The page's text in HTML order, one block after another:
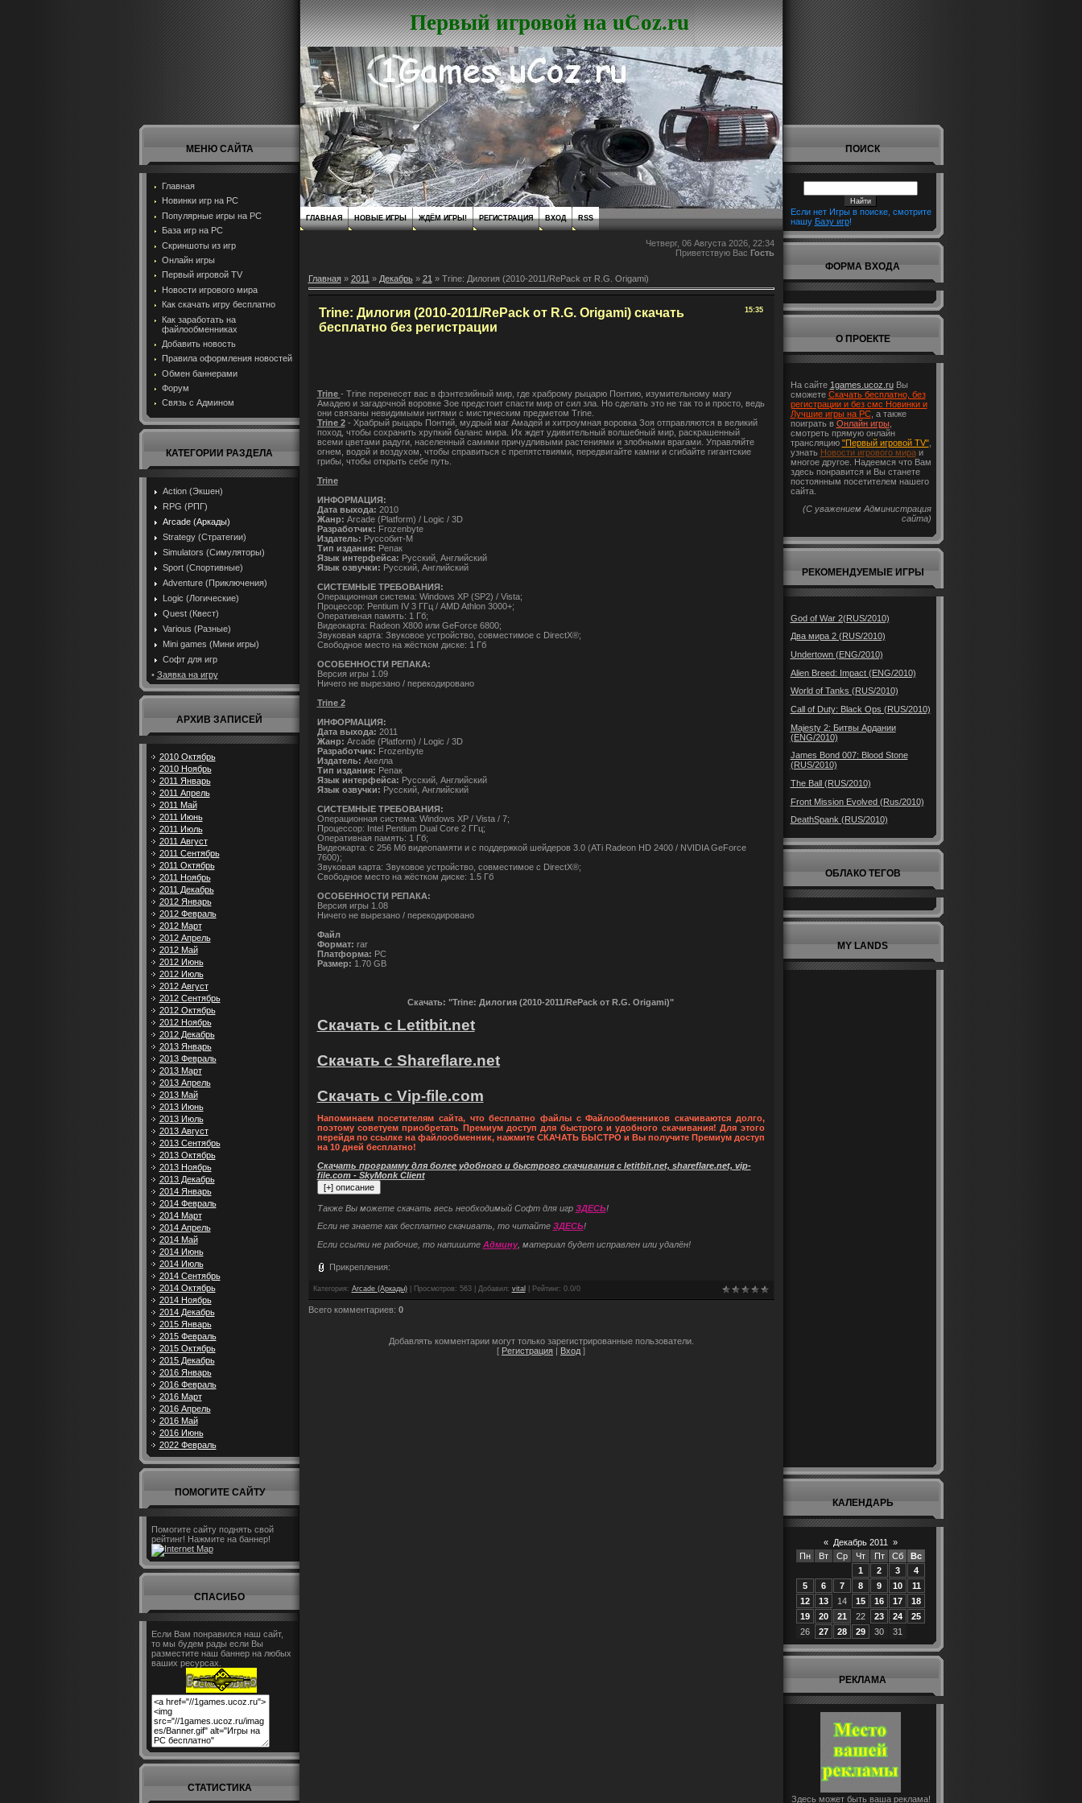
МЕНЮ САЙТА
Главная
Новинки игр на PC
Популярные игры на PC
База игр на РС
Скриншоты из игр
Онлайн игры
Первый игровой TV
Новости игрового мира
Как скачать игру бесплатно
Как заработать на
файлообменниках
Добавить новость
Правила оформления новостей
Обмен баннерами
Форум
Связь с Админом
КАТЕГОРИИ РАЗДЕЛА
Action (Экшен)
RPG (РПГ)
Arcade (Аркады)
Strategy (Стратегии)
Simulators (Симуляторы)
Sport (Спортивные)
Adventure (Приключения)
Logic (Логические)
Quest (Квест)
Various (Разные)
Mini games (Мини игры)
Софт для игр
• Заявка на игру
АРХИВ ЗАПИСЕЙ
2010 Октябрь
2010 Ноябрь
2011 Январь
2011 Апрель
2011 Май
2011 Июнь
2011 Июль
2011 Август
2011 Сентябрь
2011 Октябрь
2011 Ноябрь
2011 Декабрь
2012 Январь
2012 Февраль
2012 Март
2012 Апрель
2012 Май
2012 Июнь
2012 Июль
2012 Август
2012 Сентябрь
2012 Октябрь
2012 Ноябрь
2012 Декабрь
2013 Январь
2013 Февраль
2013 Март
2013 Апрель
2013 Май
2013 Июнь
2013 Июль
2013 Август
2013 Сентябрь
2013 Октябрь
2013 Ноябрь
2013 Декабрь
2014 Январь
2014 Февраль
2014 Март
2014 Апрель
2014 Май
2014 Июнь
2014 Июль
2014 Сентябрь
2014 Октябрь
2014 Ноябрь
2014 Декабрь
2015 Январь
2015 Февраль
2015 Октябрь
2015 Декабрь
2016 Январь
2016 Февраль
2016 Март
2016 Апрель
2016 Май
2016 Июнь
2022 Февраль
ПОМОГИТЕ САЙТУ
Помогите сайту поднять свой
рейтинг! Нажмите на баннер!
СПАСИБО
Если Вам понравился наш сайт,
то мы будем рады если Вы
разместите наш баннер на любых
ваших ресурсах.
СТАТИСТИКА
Первый игровой на uCoz.ru
ГЛАВНАЯ НОВЫЕ ИГРЫ ЖДЁМ ИГРЫ! РЕГИСТРАЦИЯ ВХОД RSS
Четверг, 06 Августа 2026, 22:34
Приветствую Вас Гость
Главная» 2011 » Декабрь » 21 » Trine: Дилогия (2010-2011/RePack от R.G. Origami)
15:35
Trine: Дилогия (2010-2011/RePack от R.G. Origami) скачать
бесплатно без регистрации
Trine - Trine перенесет вас в фэнтезийный мир, где храброму рыцарю Понтию, изумительному магу
Амадею и загадочной воровке Зое предстоит спасти мир от сил зла. Но сделать это не так то и просто, ведь
они связаны невидимыми нитями с мистическим предметом Trine.
Trine 2- Храбрый рыцарь Понтий, мудрый маг Амадей и хитроумная воровка Зоя отправляются в великий
поход, чтобы сохранить хрупкий баланс мира. Их ждет удивительный волшебный мир, раскрашенный
всеми цветами радуги, населенный самими причудливыми растениями и злобными врагами. Управляйте
огнем, водой и воздухом, чтобы справиться с препятствиями, передвигайте камни и сгибайте гигантские
грибы, чтобы открыть себе путь.
Trine
ИНФОРМАЦИЯ:
Дата выхода: 2010
Жанр: Arcade (Platform) / Logic / 3D
Разработчик: Frozenbyte
Издатель: Руссобит-М
Тип издания: Репак
Язык интерфейса: Русский, Английский
Язык озвучки: Русский, Английский
СИСТЕМНЫЕ ТРЕБОВАНИЯ:
Операционная система: Windows XP (SP2) / Vista;
Процессор: Pentium IV 3 ГГц / AMD Athlon 3000+;
Оперативная память: 1 Гб;
Видеокарта: Radeon X800 или GeForce 6800;
Звуковая карта: Звуковое устройство, совместимое с DirectX®;
Свободное место на жёстком диске: 1 Гб
ОСОБЕННОСТИ РЕПАКА:
Версия игры 1.09
Ничего не вырезано / перекодировано
Trine 2
ИНФОРМАЦИЯ:
Дата выхода: 2011
Жанр: Arcade (Platform) / Logic / 3D
Разработчик: Frozenbyte
Издатель: Акелла
Тип издания: Репак
Язык интерфейса: Русский, Английский
Язык озвучки: Русский, Английский
СИСТЕМНЫЕ ТРЕБОВАНИЯ:
Операционная система: Windows XP / Vista / 7;
Процессор: Intel Pentium Dual Core 2 ГГц;
Оперативная память: 1 Гб;
Видеокарта: с 256 Мб видеопамяти и с поддержкой шейдеров 3.0 (ATi Radeon HD 2400 / NVIDIA GeForce
7600);
Звуковая карта: Звуковое устройство, совместимое с DirectX®;
Свободное место на жёстком диске: 1.5 Гб
ОСОБЕННОСТИ РЕПАКА:
Версия игры 1.08
Ничего не вырезано / перекодировано
Файл
Формат: rar
Платформа: PC
Размер: 1.70 GB
Скачать: "Trine: Дилогия (2010-2011/RePack от R.G. Origami)"
Скачать с Letitbit.net
Скачать с Shareflare.net
Скачать с Vip-file.com
Напоминаем посетителям сайта, что бесплатно файлы с Файлообменников скачиваются долго,
поэтому советуем приобретать Премиум доступ для быстрого и удобного скачивания! Для этого
перейдя по ссылке на файлообменник, нажмите СКАЧАТЬ БЫСТРО и Вы получите Премиум доступ
на 10 дней бесплатно!
Скачать программу для более удобного и быстрого скачивания с letitbit.net, shareflare.net, vip-
file.com - SkyMonk Client
Также Вы можете скачать весь необходимый Софт для игр ЗДЕСЬ!
Если не знаете как бесплатно скачивать, то читайте ЗДЕСЬ!
Если ссылки не рабочие, то напишите Админу, материал будет исправлен или удалён!
Прикрепления:
Категория : Arcade (Аркады)| Просмотров: 563 | Добавил: vital Рейтинг: 0.0/0
Всего комментариев: 0
Добавлять комментарии могут только зарегистрированные пользователи.
[ Регистрация | Вход ]
ПОИСК
Если нет Игры в поиске, смотрите
нашу Базу игр!
ФОРМА ВХОДА
О ПРОЕКТЕ
На сайте 1games.ucoz.ruВы
сможете Скачать бесплатно, без
регистрации и без смс Новинки и
Лучшие игры на PC, а также
поиграть в Онлайн игры,
смотреть прямую онлайн
трансляцию "Первый игровой TV",
узнать Новости игрового мираи
многое другое. Надеемся что Вам
здесь понравится и Вы станете
постоянным посетителем нашего
сайта.
(С уважением Администрация
сайта)
РЕКОМЕНДУЕМЫЕ ИГРЫ
God of War 2(RUS/2010)
Два мира 2 (RUS/2010)
Undertown (ENG/2010)
Alien Breed: Impact (ENG/2010)
World of Tanks (RUS/2010)
Call of Duty: Black Ops (RUS/2010)
Majesty 2: Битвы Ардании
(ENG/2010)
James Bond 007: Blood Stone
(RUS/2010)
The Ball (RUS/2010)
Front Mission Evolved (Rus/2010)
DeathSpank (RUS/2010)
ОБЛАКО ТЕГОВ
MY LANDS
КАЛЕНДАРЬ
« Декабрь 2011
»
Пн
Вт Ср Чт Пт Сб
Вс
1
2 3
4
5
6 7 8 9 10
11
12
13 14 15 16 17
18
19
20 21 22 23 24
25
26
27 28 29 30 31
РЕКЛАМА
Здесь может быть ваша реклама!